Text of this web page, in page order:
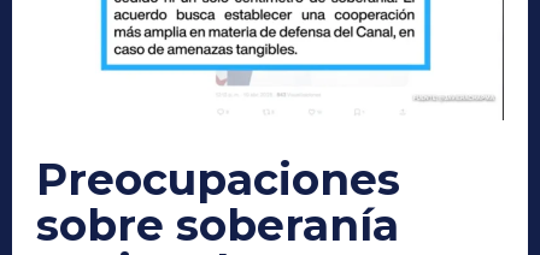
Preocupaciones
sobre soberanía